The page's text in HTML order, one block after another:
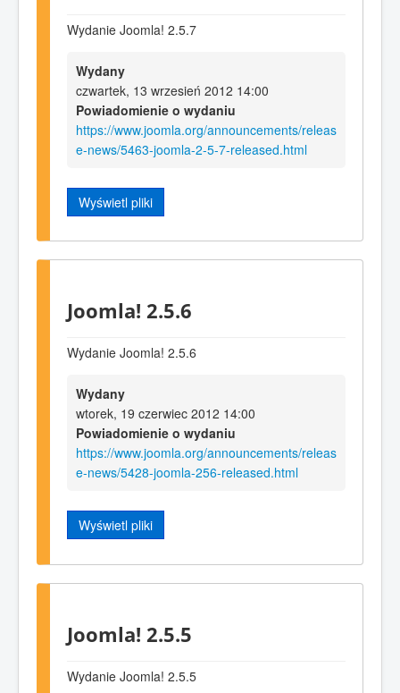
Wydanie Joomla! 2.5.7
Wydany
czwartek, 13 wrzesień 2012 14:00
Powiadomienie o wydaniu
https://www.joomla.org/announcements/releas
e-news/5463-joomla-2-5-7-released.html
Wyświetl pliki
Joomla! 2.5.6
Wydanie Joomla! 2.5.6
Wydany
wtorek, 19 czerwiec 2012 14:00
Powiadomienie o wydaniu
https://www.joomla.org/announcements/releas
e-news/5428-joomla-256-released.html
Wyświetl pliki
Joomla! 2.5.5
Wydanie Joomla! 2.5.5